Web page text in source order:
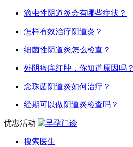
滴虫性阴道炎会有哪些症状？
怎样有效治疗阴道炎？
细菌性阴道炎怎么检查？
外阴瘙痒红肿，你知道原因吗？
念珠菌阴道炎如何治疗？
经期可以做阴道炎检查吗？
优惠活动
搜索医生